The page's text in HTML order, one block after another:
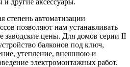
степень автоматизации
позволяют нам устанавливать
заводские цены. Для домов серии II
балконов под ключ,
утепление, внешнюю и
электромонтажных работ.